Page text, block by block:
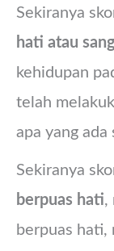
Sekiranya
hati atau
kehidupan
telah
apa yang ada
Sekiranya
berpuas hati,
berpuas hati,